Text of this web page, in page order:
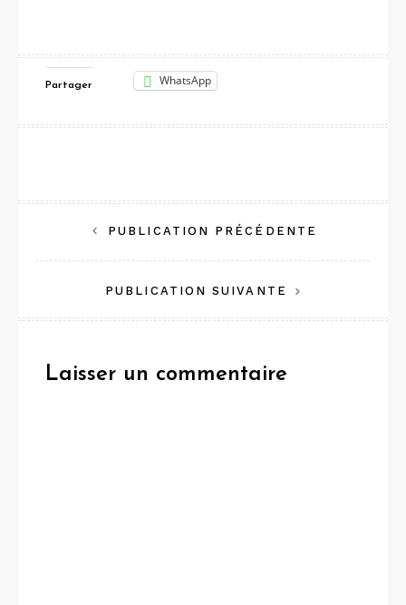
Partager WhatsApp
Navigation
de
l’article
PUBLICATION PRÉCÉDENTE
PUBLICATION SUIVANTE
Laisser un commentaire